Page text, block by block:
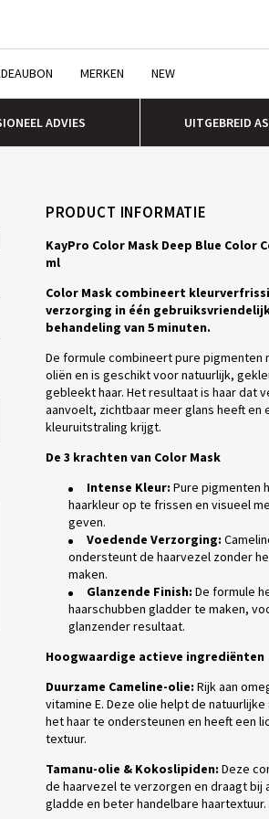
MERKEN NEW
ADVIES UITGEBREID
PRODUCT INFORMATIE
KayPro Color Mask Deep Blue Color
ml
Color Mask combineert
verzorging in één
behandeling van 5 minuten.
De formule combineert pure pigmenten
oliën en is geschikt voor natuurlijk,
gebleekt haar. Het resultaat is haar dat
aanvoelt, zichtbaar meer glans heeft en
kleuruitstraling krijgt.
De 3 krachten van Color Mask
Intense Kleur: Pure pigmenten
haarkleur op te frissen en visueel
geven.
Voedende Verzorging:
ondersteunt de haarvezel zonder
maken.
Glanzende Finish: De formule
haarschubben gladder te maken,
glanzender resultaat.
Hoogwaardige actieve ingrediënten
Duurzame Cameline-olie: Rijk aan
vitamine E. Deze olie helpt de
het haar te ondersteunen en heeft een
textuur.
Tamanu-olie & Kokoslipiden: Deze
de haarvezel te verzorgen en draagt bij
gladde en beter handelbare haartextuur.